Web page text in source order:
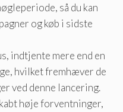
så du kan
og køb i sidste
indtjente mere end en
hvilket fremhæver de
ved denne lancering.
høje forventninger,